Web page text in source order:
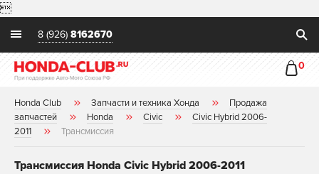

8 (926) 8162670
0
Honda Club Запчасти и техника Хонда
Продажа
запчастей
Honda Civic
Civic Hybrid 2006-
2011
Трансмиссия
Трансмиссия Honda Civic Hybrid 2006-2011